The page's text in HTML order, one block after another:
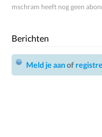
mschram heeft nog geen
Berichten
Meld je aanof